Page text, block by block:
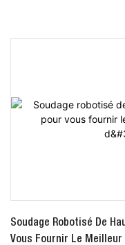
Soudage Robotisé De
Vous Fournir Le